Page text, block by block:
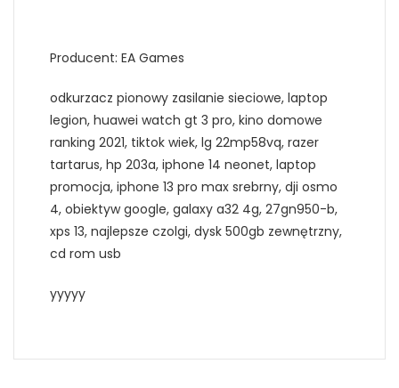
Producent: EA Games
odkurzacz pionowy zasilanie sieciowe, laptop
legion, huawei watch gt 3 pro, kino domowe
ranking 2021, tiktok wiek, lg 22mp58vq, razer
tartarus, hp 203a, iphone 14 neonet, laptop
promocja, iphone 13 pro max srebrny, dji osmo
4, obiektyw google, galaxy a32 4g, 27gn950-b,
xps 13, najlepsze czolgi, dysk 500gb zewnętrzny,
cd rom usb
yyyyy